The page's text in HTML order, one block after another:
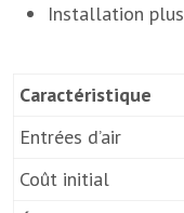
Installation
Caractéristique
Entrées d’air
Coût initial